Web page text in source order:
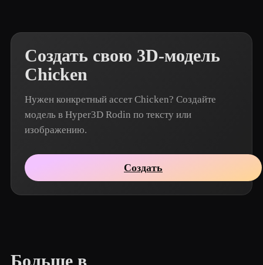
Создать свою 3D-модель
Chicken
Нужен конкретный ассет Chicken? Создайте
модель в Hyper3D Rodin по тексту или
изображению.
Создать
Больше в